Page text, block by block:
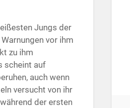
Jungs der
vor ihm
zu ihm
scheint auf
auch wenn
versucht von ihr
der ersten